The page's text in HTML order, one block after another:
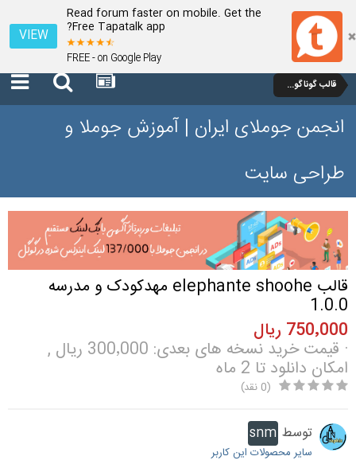
Read forum faster on mobile. Get the
Free Tapatalk app?
FREE - on Google Play
VIEW
قالب گوناگون جوملا
انجمن جوملای ایران | آموزش جوملا و
طراحی سایت
قالب elephante shoohe مهدکودک و مدرسه
1.0.0
750٬000 ریال
· قیمت خرید نسخه های بعدی: 300٬000 ریال ,
امکان دانلود تا 2 ماه
(0 نقد)
توسط snm
سایر محصولات این کاربر